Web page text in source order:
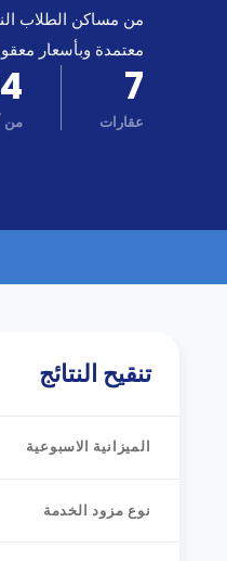
المساعدة
تعمل؟
من مساكن الطلاب
معتمدة وبأسعار
7
عقارات من
تنقيح النتائج
الميزانية الاسبوعية
نوع مزود الخدمة